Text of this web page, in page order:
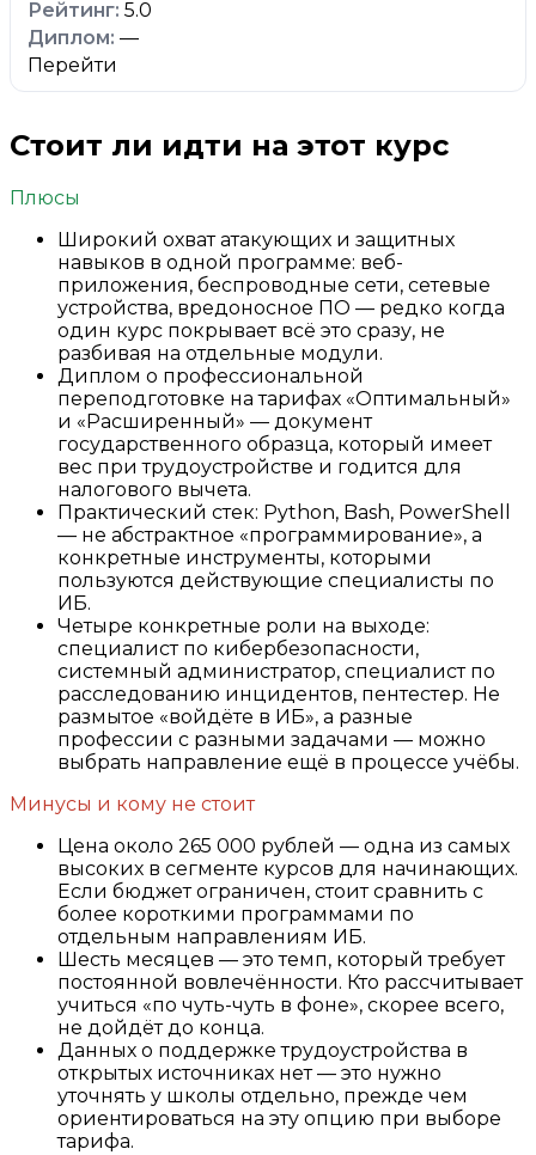
5.0
—
Перейти
Стоит ли идти на этот курс
Плюсы
Широкий охват атакующих и защитных
навыков в одной программе: веб-
приложения, беспроводные сети, сетевые
устройства, вредоносное ПО — редко когда
один курс покрывает всё это сразу, не
разбивая на отдельные модули.
Диплом о профессиональной
переподготовке на тарифах «Оптимальный»
и «Расширенный» — документ
государственного образца, который имеет
вес при трудоустройстве и годится для
налогового вычета.
Практический стек: Python, Bash, PowerShell
— не абстрактное «программирование», а
конкретные инструменты, которыми
пользуются действующие специалисты по
ИБ.
Четыре конкретные роли на выходе:
специалист по кибербезопасности,
системный администратор, специалист по
расследованию инцидентов, пентестер. Не
размытое «войдёте в ИБ», а разные
профессии с разными задачами — можно
выбрать направление ещё в процессе учёбы.
Минусы и кому не стоит
Цена около 265 000 рублей — одна из самых
высоких в сегменте курсов для начинающих.
Если бюджет ограничен, стоит сравнить с
более короткими программами по
отдельным направлениям ИБ.
Шесть месяцев — это темп, который требует
постоянной вовлечённости. Кто рассчитывает
учиться «по чуть-чуть в фоне», скорее всего,
не дойдёт до конца.
Данных о поддержке трудоустройства в
открытых источниках нет — это нужно
уточнять у школы отдельно, прежде чем
ориентироваться на эту опцию при выборе
тарифа.